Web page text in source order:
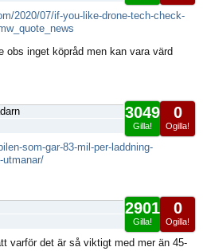
2020/07/if-you-like-drone-tech-check-
obs inget köpråd men kan vara värd
0
Ogilla!
3049
Gilla!
som-gar-83-mil-per-laddning-
utmanar/
0
Ogilla!
2901
Gilla!
varför det är så viktigt med mer än 45-